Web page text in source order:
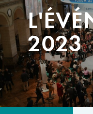
2023